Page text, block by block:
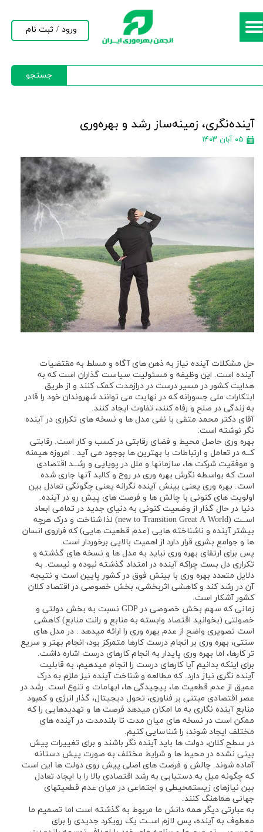
جستجو
ورود / ثبت نام
حساب کاربری من
آینده‌نگری، زمینه‌ساز رشد و بهره‌وری
۰۵ آبان ۱۴۰۳
حل مشکلات آینده نیاز به ذهن های آگاه و مسلط به مقتضیات
آینده است. این وظیفه و مسئولیت سیاست گذاران است که به
هدایت کشور در مسیر درست در درازمدت کمک کنند و از طریق
ابتکارات ملی جسورانه که در نهایت می توانند شهروندان خود را قادر
به زندگی در صلح و رفاه کنند، تفاوت ایجاد کنند.
آقای دکتر محمد متقی با نفی مدل ها و نسخه های تکراری در آینده
نگر نوشته است:
بهره وری حاصل محیط و فضای رقابتی در کسب و کار است. رقابتی
کــه در تعامل و ارتباطات با بهترین ها بوجود می آید . امروزه هیمنه
و موفقیت شرکت ها، سازمانها و ملل در پویایی و رشــد اقتصادی
است که بواسطه نگرش بهره وری در روح و کالبد آنها جاری شده
است. بهره وری یعنی بینش آینده نگرانه یعنی چگونگی تعادل بین
اولویت های کنونی با چالش ها و فرصت های پیش رو در آینده.
دنیا در حال گذار از وضعیت کنونی به دنیای جدید در تمامی ابعاد
اســت (new to Transition Great A World) لذا شناخت و درک هرچه
بیشتر آینده و ناشناخته هایی (عدم قطعیت هایی) که فراروی انسان
ها و جوامع بشری قرار دارد از اهمیت بالایی برخوردار است.
پس برای ارتقای بهره وری نباید به مدل ها و نسخه های گذشته و
تکراری دل بست چراکه آینده در امتداد گذشته نبوده و نیست. به
دلایل متعدد بهره وری با بینش فوق در کشور پایین است و نتیجه
آن در رشد کند و کاهشی اثربخشی، بخش خصوصی در اقتصاد کلان
کشور آشکار است.
زمانی که سهم بخش خصوصی در GDP نسبت به بخش دولتی و
خصولتی (بخوانید اقتصاد وابسته به منابع و رانت منابع) کاهشی
است تصویری واضح از عدم بهره وری را ارائه میدهد . در مدل های
سنتی، بهره وری بر انجام درست کارها متمرکز بود، انجام بهتر و سریع
تر کارها، اما بهره وری پایدار به انجام کارهای درست اشاره داشت.
برای اینکه بدانیم آیا کارهای درست را انجام میدهیم، به قابلیت
آینده نگری نیاز دارد. که مطالعه و شناخت آینده نیز ملزم به درک
عمیق از عدم قطعیت ها، پیچیدگی ها، ابهامات و تنوع است. رشد در
عصر اقتصادی مبتنی بر فناوری، تحول دیجیتال، گذار انرژی و کمبود
منابع آینده نگاری به ما امکان میدهد فرصت ها و تهدیدهایی را که
ممکن است در نسخه های میان مدت تا بلندمدت در آینده های
مختلف ایجاد شوند، را شناسایی کنیم.
در سطح کلان، دولت ها باید آینده نگر باشند و برای تغییرات پیش
بینی نشده در محیط ها و شرایط مختلف به صورت پیش دستانه
آماده شوند. چالش و فرصت های اصلی پیش روی دولت ها این است
که چگونه میل به دستیابی به رشد اقتصادی بالا را با ایجاد تعادل
بین نیازهای زیستمحیطی و اجتماعی در میان عدم قطعیتهای
جهانی هماهنگ کنند.
به عبارتی دیگر همه دانش ما مربوط به گذشته است اما تصمیم ما
معطوف به آینده، پس لازم اســت یک رویکرد جدیدی را برای